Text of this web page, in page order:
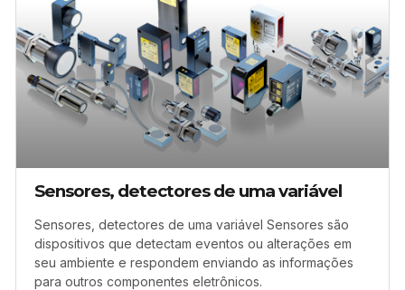
Sensores, detectores de uma variável
Sensores, detectores de uma variável Sensores são
dispositivos que detectam eventos ou alterações em
seu ambiente e respondem enviando as informações
para outros componentes eletrônicos.